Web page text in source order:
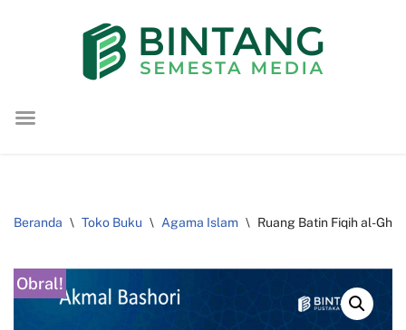
konten
Beranda \ Toko Buku \ Agama Islam \ Ruang Batin Fiqih al-
Obral!